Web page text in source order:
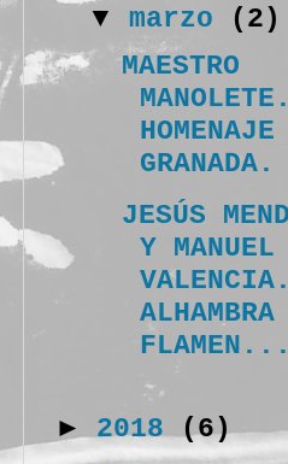
▼ marzo
(2)
MAESTRO
GRANADA.
JESÚS
Y MANUEL
ALHAMBRA
► 2018 (6)